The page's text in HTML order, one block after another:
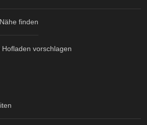
finden
vorschlagen